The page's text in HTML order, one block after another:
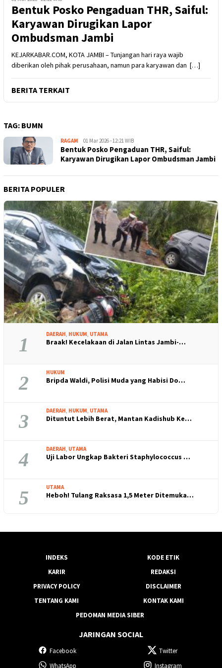
Bentuk Posko Pengaduan THR, Saiful:
Karyawan Dirugikan Lapor
Ombudsman Jambi
KEJARKABAR.COM, KOTA JAMBI – Tunjangan hari raya wajib
diberikan oleh pihak perusahaan, namun para karyawan dan […]
BERITA TERKAIT
TAG: BUMN
RAGAM Kejar
Kabar
01 Mar 2026 - 12:21 WIB
Bentuk Posko Pengaduan THR, Saiful:
Karyawan Dirugikan Lapor Ombudsman Jambi
BERITA POPULER
1 DAERAH HUKUM UTAMA
Braak! Kecelakaan di Jalan Lintas Jambi-…
2 HUKUM
Bripda Waldi, Polisi Muda yang Habisi Do…
3 DAERAH HUKUM UTAMA
Dituntut Lebih Berat, Mantan Kadishub Ke…
4 DAERAH UTAMA
Uji Labor Ungkap Bakteri Staphylococcus …
5 UTAMA
Heboh! Tulang Raksasa 1,5 Meter Ditemuka…
INDEKS
KODE ETIK
KARIR
REDAKSI
PRIVACY POLICY
DISCLAIMER
TENTANG KAMI
KONTAK KAMI
PEDOMAN MEDIA SIBER
JARINGAN SOCIAL
Facebook
Twitter
WhatsApp
Instagram